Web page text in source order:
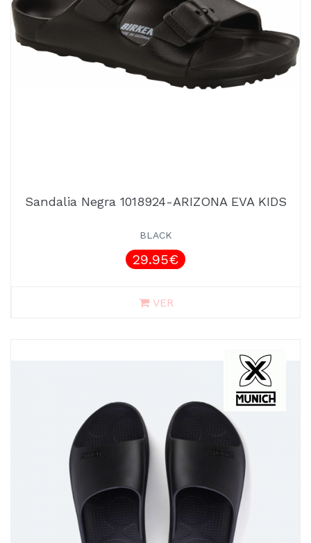
Sandalia Negra 1018924-ARIZONA EVA KIDS
BLACK
29.95€
VER